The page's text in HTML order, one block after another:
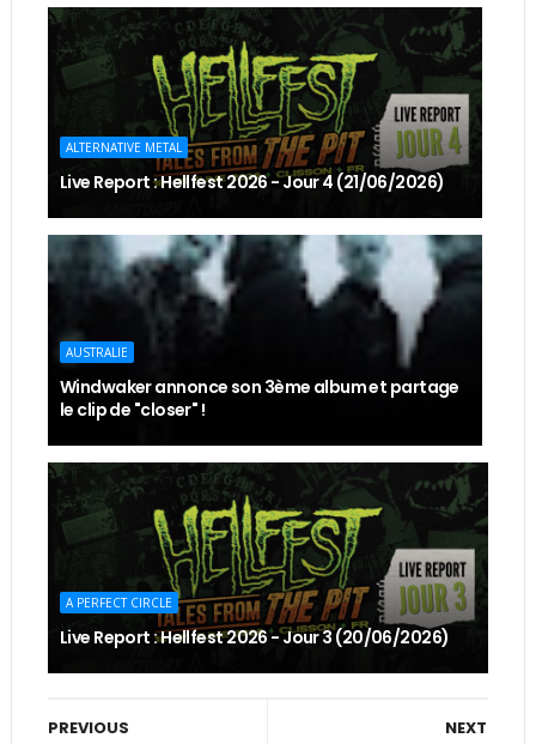
ALTERNATIVE METAL
Live Report : Hellfest 2026 - Jour 4 (21/06/2026)
AUSTRALIE
Windwaker annonce son 3ème album et partage
le clip de "closer" !
A PERFECT CIRCLE
Live Report : Hellfest 2026 - Jour 3 (20/06/2026)
NEXT
PREVIOUS